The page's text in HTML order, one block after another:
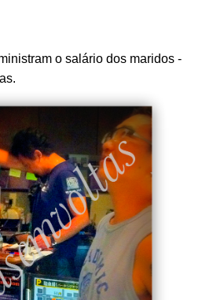
o salário dos maridos -